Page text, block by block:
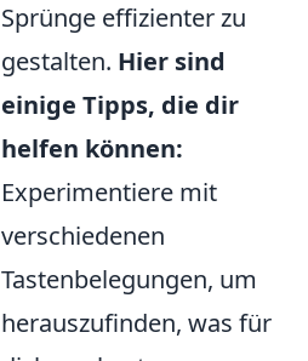
Sprünge effizienter zu
gestalten. Hier sind
einige Tipps, die dir
helfen können:
Experimentiere mit
verschiedenen
Tastenbelegungen, um
herauszufinden, was für